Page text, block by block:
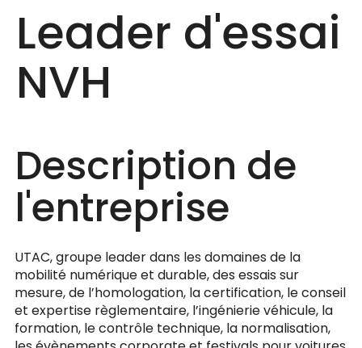
Leader d'essai
NVH
Description de
l'entreprise
UTAC, groupe leader dans les domaines de la
mobilité numérique et durable, des essais sur
mesure, de l’homologation, la certification, le conseil
et expertise règlementaire, l’ingénierie véhicule, la
formation, le contrôle technique, la normalisation,